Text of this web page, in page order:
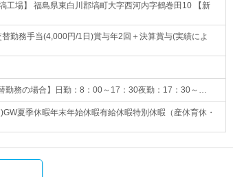
工場】 福島県東白川郡塙町大字西河内字鶴巻田10 【新
勤務手当(4,000円/1日)賞与年2回＋決算賞与(実績によ
勤務の場合】日勤：8：00～17：30夜勤：17：30～…
夏季休暇年末年始休暇有給休暇特別休暇（産休育休・